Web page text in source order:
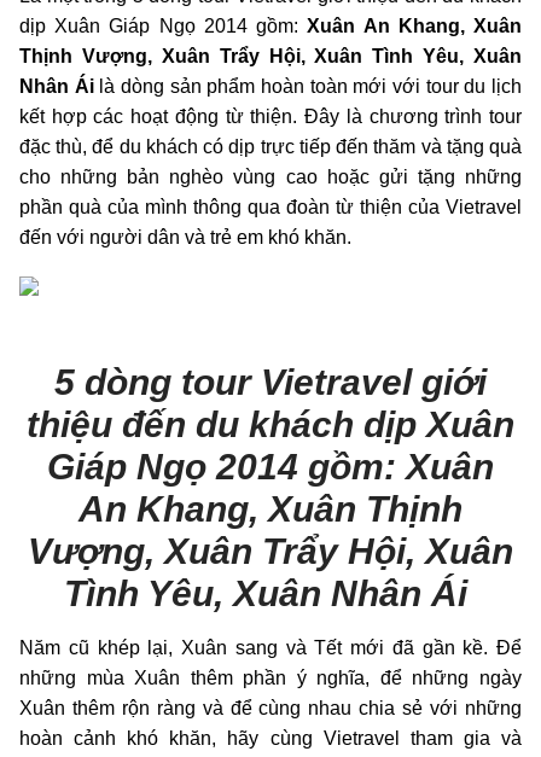
dịp Xuân Giáp Ngọ 2014 gồm:Xuân An Khang, Xuân
Thịnh Vượng, Xuân Trẩy Hội, Xuân Tình Yêu, Xuân
Nhân Áilà dòng sản phẩm hoàn toàn mới với tour du lịch
kết hợp các hoạt động từ thiện. Đây là chương trình tour
đặc thù, để du khách có dịp trực tiếp đến thăm và tặng quà
cho những bản nghèo vùng cao hoặc gửi tặng những
phần quà của mình thông qua đoàn từ thiện của Vietravel
đến với người dân và trẻ em khó khăn.
5 dòng tour Vietravel giới
thiệu đến du khách dịp Xuân
Giáp Ngọ 2014 gồm:Xuân
An Khang, Xuân Thịnh
Vượng, Xuân Trẩy Hội, Xuân
Tình Yêu, Xuân Nhân Ái
Năm cũ khép lại, Xuân sang và Tết mới đã gần kề. Để
những mùa Xuân thêm phần ý nghĩa, để những ngày
Xuân thêm rộn ràng và để cùng nhau chia sẻ với những
hoàn cảnh khó khăn, hãy cùng Vietravel tham gia và